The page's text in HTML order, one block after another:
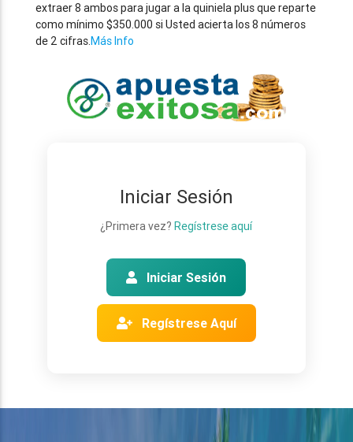
extraer 8 ambos para jugar a la quiniela plus que reparte
como mínimo $350.000 si Usted acierta los 8 números
de 2 cifras.Más Info
Iniciar Sesión
¿Primera vez?Regístrese aquí
Iniciar Sesión
Regístrese Aquí